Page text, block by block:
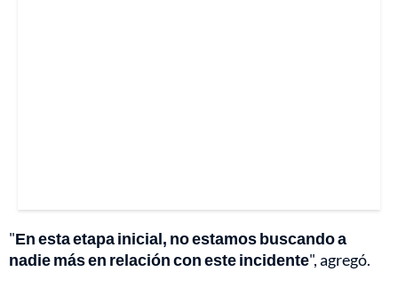
"En esta etapa inicial, no estamos buscando a
nadie más en relación con este incidente", agregó.